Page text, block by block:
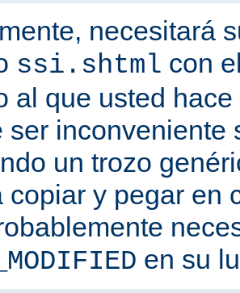
necesitará
ssi.shtml con
al que usted
ser inconveniente
un trozo
copiar y pegar en
en su